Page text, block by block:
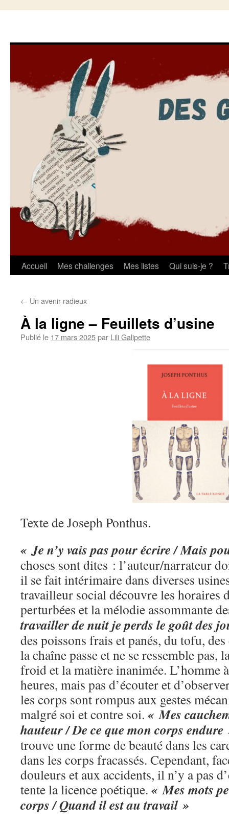
Aller
contenu
Accueil Mes challenges Mes listes Qui suis-je ?
← Un avenir radieux
À la ligne – Feuillets d’usine
Publié le 17 mars 2025par Lili Galipette
Texte de Joseph Ponthus.
« Je n’y vais pas pour écrire / Mais
choses sont dites : l’auteur/narrateur
il se fait intérimaire dans diverses
travailleur social découvre les horaires
perturbées et la mélodie assommante
travailler de nuit je perds le goût des
des poissons frais et panés, du tofu,
la chaîne passe et ne se ressemble pas,
froid et la matière inanimée. L’homme
heures, mais pas d’écouter et
les corps sont rompus aux gestes
malgré soi et contre soi. « Mes
hauteur / De ce que mon corps
trouve une forme de beauté dans les
dans les corps fracassés. Cependant,
douleurs et aux accidents, il n’y a pas
tente la licence poétique. « Mes mots
corps / Quand il est au travail »